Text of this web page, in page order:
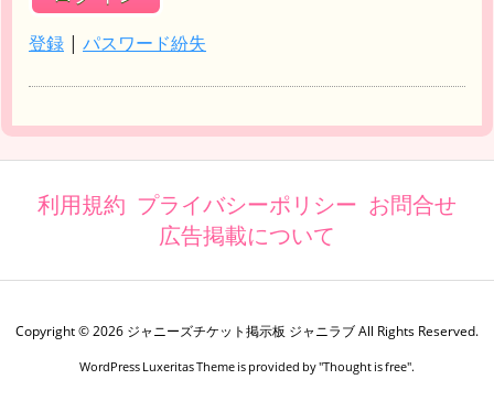
登録 | パスワード紛失
利用規約 プライバシーポリシー お問合せ
広告掲載について
Copyright ©2026 ジャニーズチケット掲示板 ジャニラブAll Rights Reserved.
WordPress Luxeritas Theme is provided by "Thought is free".